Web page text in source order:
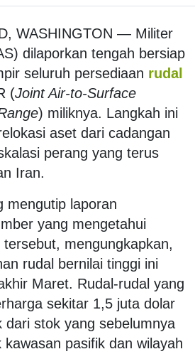
WASHINGTON — Militer
dilaporkan tengah bersiap
seluruh persediaan rudal
(Joint Air-to-Surface
) miliknya. Langkah ini
aset dari cadangan
perang yang terus
Iran.
mengutip laporan
yang mengetahui
tersebut, mengungkapkan,
rudal bernilai tinggi ini
Maret. Rudal-rudal yang
sekitar 1,5 juta dolar
dari stok yang sebelumnya
pasifik dan wilayah